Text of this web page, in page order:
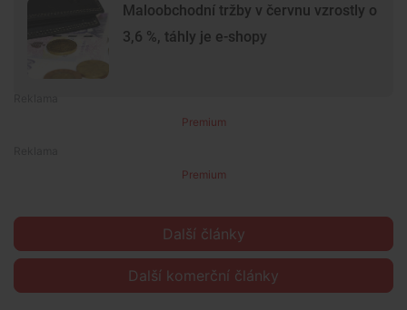
Maloobchodní tržby v červnu vzrostly o
3,6 %, táhly je e-shopy
Premium
Premium
Další články
Další komerční články